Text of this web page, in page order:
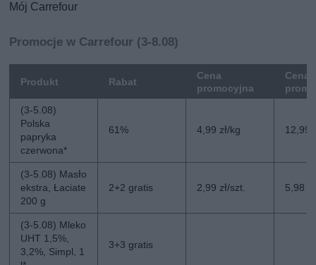
Mój Carrefour
Promocje w Carrefour (3-8.08)
Produkt Rabat
Cena
promocyjna
Cena
(3-5.08)
Polska
papryka
czerwona*
61% 4,99 zł/kg 12,99
(3-5.08) Masło
ekstra, Łaciate
200 g
2+2 gratis 2,99 zł/szt. 5,98
(3-5.08) Mleko
UHT 1,5%,
3,2%, Simpl, 1
3+3 gratis